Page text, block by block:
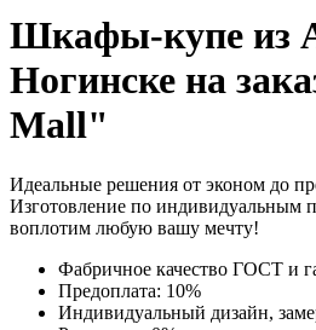
Шкафы-купе из
Ногинске на
Mall"
Идеальные решения от эконом до
Изготовление по индивидуальным
воплотим любую вашу мечту!
Фабричное качество ГОСТ и
Предоплата: 10%
Индивидуальный дизайн,